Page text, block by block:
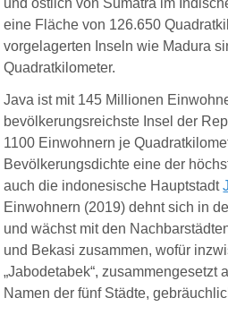
eine Fläche von 126.650
vorgelagerten Inseln wie Madura
Quadratkilometer.
Java ist mit 145 Millionen
bevölkerungsreichste Inselder
1100 Einwohnern je
Bevölkerungsdichte eine der
auch die indonesische Hauptstadt
Einwohnern (2019) dehnt sich in
und wächst mit den
und Bekasi zusammen, wofür
„Jabodetabek“, zusammengesetzt
Namen der fünf Städte,